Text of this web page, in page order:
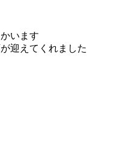
います
迎えてくれました